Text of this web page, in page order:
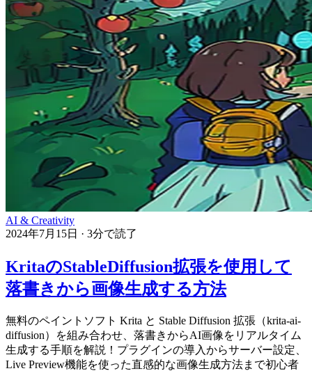
AI & Creativity
2024年7月15日 · 3分で読了
KritaのStableDiffusion拡張を使用して
落書きから画像生成する方法
無料のペイントソフト Krita と Stable Diffusion 拡張（krita-ai-
diffusion）を組み合わせ、落書きからAI画像をリアルタイム
生成する手順を解説！プラグインの導入からサーバー設定、
Live Preview機能を使った直感的な画像生成方法まで初心者